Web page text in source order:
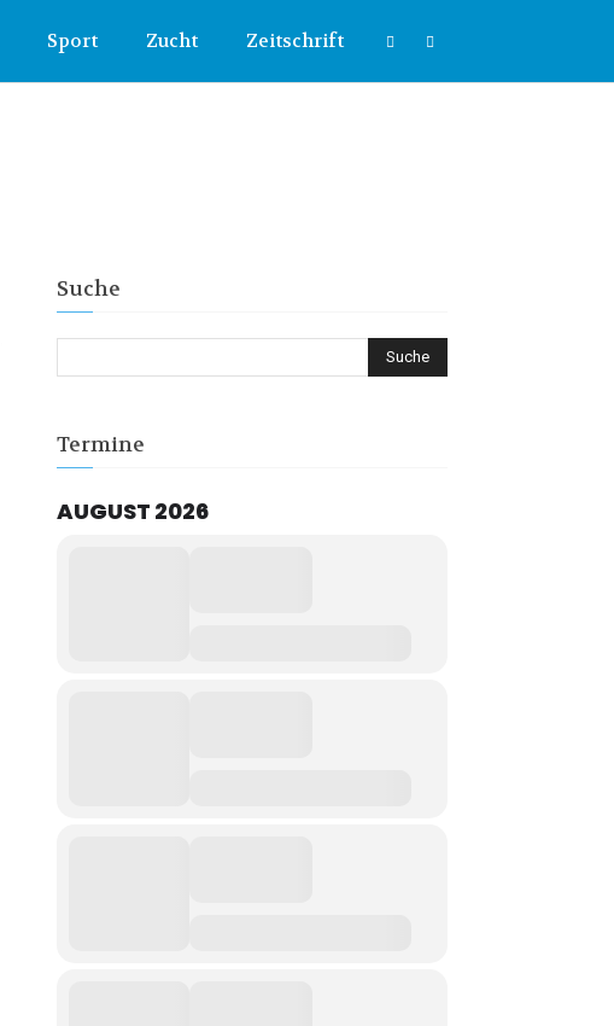
Sport Zucht Zeitschrift
Suche
Termine
AUGUST 2026